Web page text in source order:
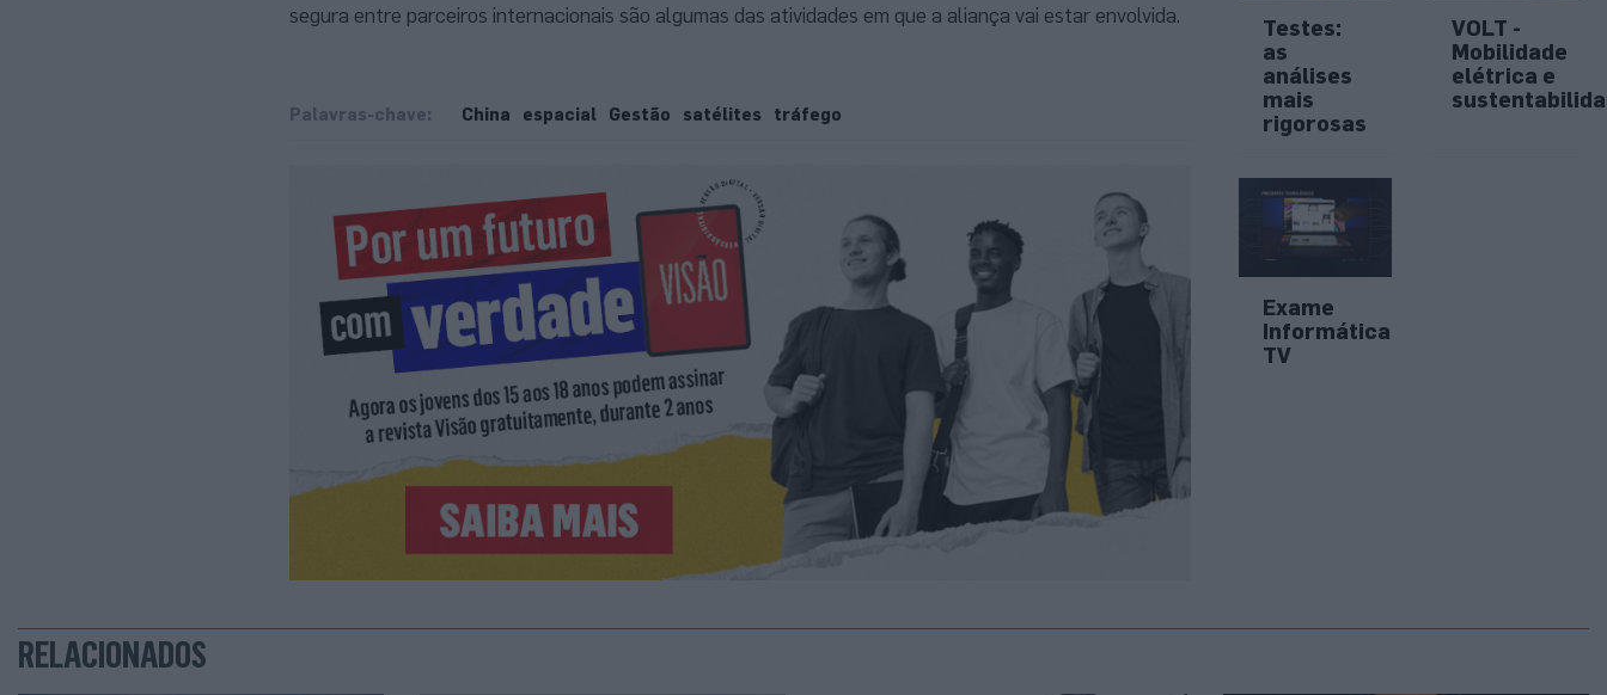
segura entre parceiros internacionais são algumas das atividades em que a aliança vai estar envolvida.
Palavras-chave: China espacial Gestão satélites tráfego
Testes:
as
análises
mais
rigorosas
VOLT -
Mobilidade
elétrica e
Exame
Informática
TV
RELACIONADOS